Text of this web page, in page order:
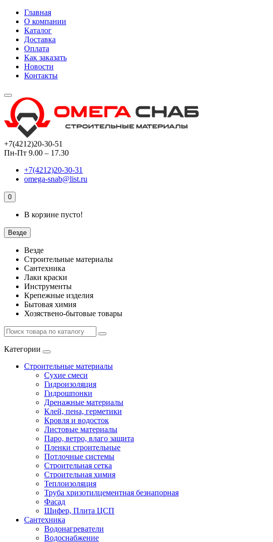
Главная
О компании
Каталог
Доставка
Оплата
Как заказать
Новости
Контакты
+7(4212)20-30-51
Пн-Пт 9.00 – 17.30
+7(4212)20-30-31
omega-snab@list.ru
0
В корзине пусто!
Везде
Везде
Строительные материалы
Сантехника
Лаки краски
Инструменты
Крепежные изделия
Бытовая химия
Хозяствено-бытовые товары
Категории
Строительные материалы
Сухие смеси
Гидроизоляция
Гидрошпонки
Дренажные материалы
Клей, пена, герметики
Кровля и водосток
Листовые материалы
Паро, ветро, влаго защита
Пленки строительные
Потлочные системы
Строительная сетка
Строительная химия
Теплоизоляция
Труба хризотилцементная безнапорная
Фасад
Шифер, Плита ЦСП
Сантехника
Водонагреватели
Водоснабжение